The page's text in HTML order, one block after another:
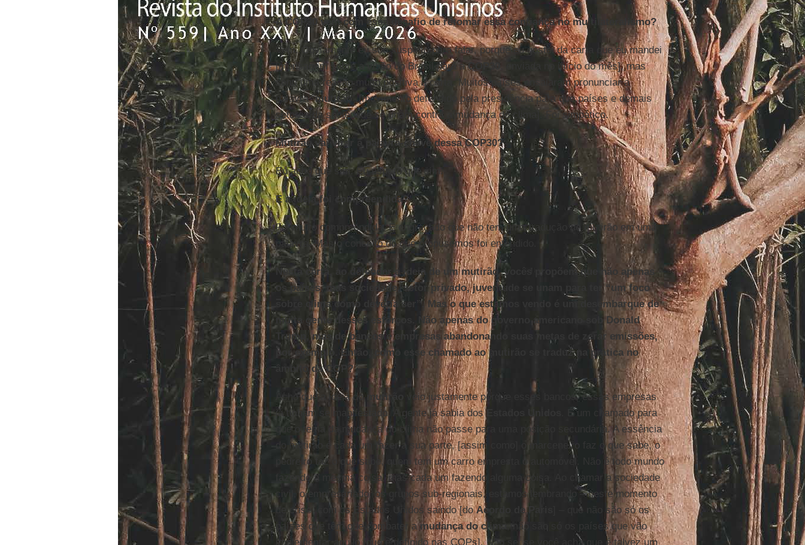
A COP30 vem com esse desafio de retomar essa confiança no multilateralismo?
Vem. Obviamente eu sou suspeito para falar, porque eu gostei da carta que eu mandei
[mensagem sobre a visão do Brasil para aCOP30
, enviada no início do mês], mas
senti uma reação muito positiva à carta. Muitos países ensaiaram pronunciar a
palavra “mutirão ” [movimento defendido pela presidência para que países e demais
setores da sociedade se unam contra a mudança do clima]. Foi simpático.
Mutirão vai virar a palavra-chave dessa COP30?
Eu acho que sim. Eu espero que sim.
E a ideia foi compreendida?
Foi muito compreendida. É engraçado que não tem uma tradução de mutirão em uma
palavra. Mas o conceito do que propusemos foi entendido.
Nesta carta, ao defender a ideia de um mutirão, vocês propõem que não apenas
os países, mas sociedade, setor privado, juventude se unam para ter “um foco
sobre clima como deveria ser”. Mas o que estamos vendo é um desembarque de
muita gente desses esforços. Não apenas do governo americano sob Donald
Trump, mas de bancos e empresas abandonando suas metas de zerar emissões,
por exemplo. Então, como esse chamado ao mutirão se traduz na prática no
âmbito da COP?
Acho que a ideia do mutirão
veio justamente porque esses bancos, essas empresas
já tinham se manifestado. A gente já sabia dosEstados Unidos
. É um chamado para
que o tema da mudança do clima não passe para uma posição secundária. A essência
do mutirão é cada um fazer a sua parte, [assim como] o marceneiro faz o que sabe, o
pedreiro faz o que sabe, quem tem um carro empresta o automóvel. Não é todo mundo
fazendo a mesma coisa, mas cada um fazendo alguma coisa. Ao chamar a sociedade
civil, o empresariado, os grupos sub-regionais, estamos lembrando – neste momento
de crise, com os Estados Unidos saindo [doAcordo de Paris
] – que não são só os
países que têm que combater amudança do clima
, não são só os países que vão
implementar aquilo [que é definido nas COPs]. Não sei se você acha que é talvez um